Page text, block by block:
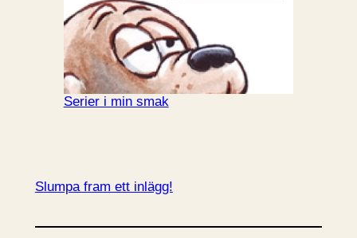
Serier i min smak
Slumpa fram ett inlägg!